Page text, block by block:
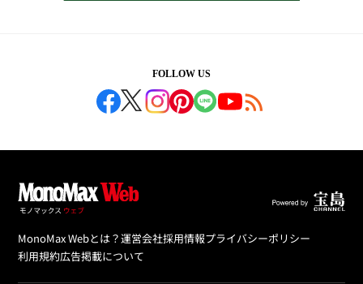
FOLLOW US
MonoMax Webとは？運営会社採用情報プライバシーポリシー
利用規約広告掲載について